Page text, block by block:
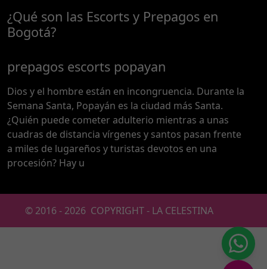
¿Qué son las Escorts y Prepagos en
Bogotá?
prepagos escorts popayan
Dios y el hombre están en incongruencia. Durante la
Semana Santa, Popayán es la ciudad más Santa.
¿Quién puede cometer adulterio mientras a unas
cuadras de distancia vírgenes y santos pasan frente
a miles de lugareños y turistas devotos en una
procesión? Hay u
© 2016 - 2026 COPYRIGHT - LA CELESTINA